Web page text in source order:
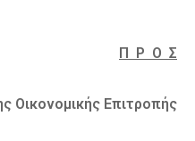
Π Ρ Ο Σ
Οικονομικής Επιτροπής